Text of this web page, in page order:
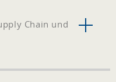
Chain und